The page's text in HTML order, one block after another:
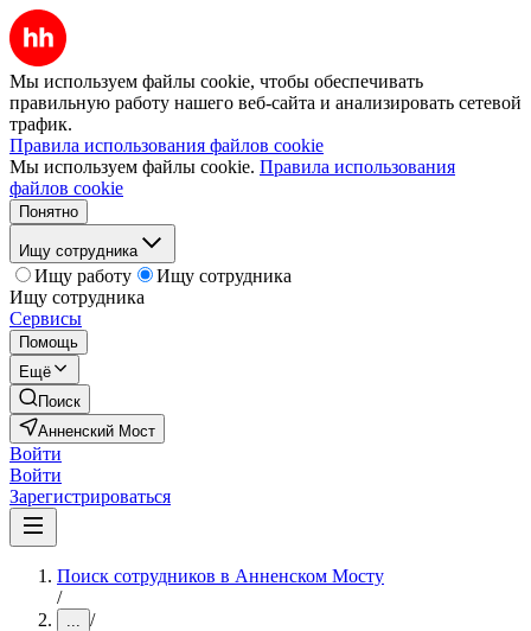
Мы используем файлы cookie, чтобы обеспечивать
правильную работу нашего веб-сайта и анализировать сетевой
трафик.
Правила использования файлов cookie
Мы используем файлы cookie. Правила использования
файлов cookie
Понятно
Ищу сотрудника
Ищу работу
Ищу сотрудника
Ищу сотрудника
Сервисы
Помощь
Ещё
Поиск
Анненский Мост
Войти
Войти
Зарегистрироваться
Поиск сотрудников в Анненском Мосту
/
... /